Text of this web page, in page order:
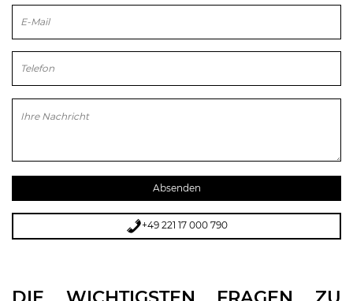
Bitte lasse dieses Feld leer.
+49 221 17 000 790